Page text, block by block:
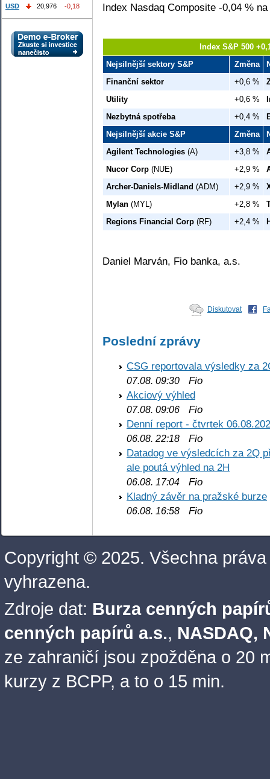
Index Nasdaq Composite -0,04 %
Index S&P 500
Nejsilnější sektory S&P
Změna
Finanční sektor
+0,6 %
Utility
+0,6 %
Nezbytná spotřeba
+0,4 %
Nejsilnější akcie S&P
Změna
Agilent Technologies (A) +3,8 %
Nucor Corp (NUE) +2,9 %
Archer-Daniels-Midland (ADM) +2,9 %
Mylan (MYL) +2,8 %
Regions Financial Corp (RF) +2,4 %
Daniel Marván, Fio banka, a.s.
Diskutovat
Poslední zprávy
CSG reportovala výsledky za
07.08. 09:30 Fio
Akciový výhled
07.08. 09:06 Fio
Denní report - čtvrtek
06.08. 22:18 Fio
Datadog ve výsledcích za 2Q
ale poutá výhled na 2H
06.08. 17:04 Fio
Kladný závěr na pražské burze
06.08. 16:58 Fio
USD
20,976 -0,18
Copyright © 2025. Všechna práva
vyhrazena.
Zdroje dat: Burza cenných
cenných papírů a.s., NASDAQ,
ze zahraničí jsou zpožděna o 20
kurzy z BCPP, a to o 15 min.